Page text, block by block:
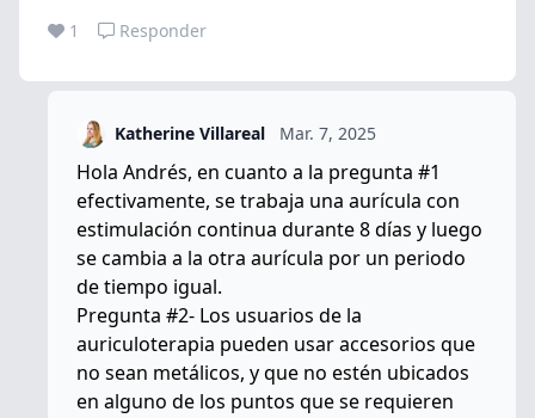
1 Responder
Katherine Villareal Mar. 7, 2025
Hola Andrés, en cuanto a la pregunta #1
efectivamente, se trabaja una aurícula con
estimulación continua durante 8 días y luego
se cambia a la otra aurícula por un periodo
de tiempo igual.
Pregunta #2- Los usuarios de la
auriculoterapia pueden usar accesorios que
no sean metálicos, y que no estén ubicados
en alguno de los puntos que se requieren